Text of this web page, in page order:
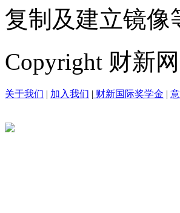
复制及建立镜像
Copyright 财新
关于我们 | 加入我们 | 财新国际奖学金 |